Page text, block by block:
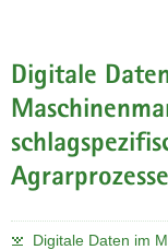
Digitale
Agrarprozesse
Digitale Daten im